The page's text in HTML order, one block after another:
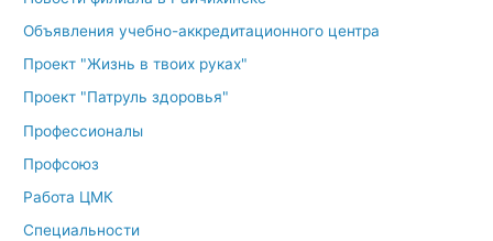
Объявления учебно-аккредитационного центра
Проект "Жизнь в твоих руках"
Проект "Патруль здоровья"
Профессионалы
Профсоюз
Работа ЦМК
Специальности